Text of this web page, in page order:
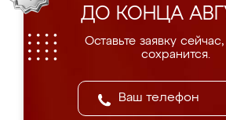
ДО КОНЦА
Оставьте заявку
сохранится.